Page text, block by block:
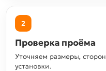
2
Проверка проёма
Уточняем размеры,
установки.